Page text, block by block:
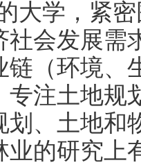
大学，紧
社会发展
链（环境、
专注土地规
划、土地和
业的研究上